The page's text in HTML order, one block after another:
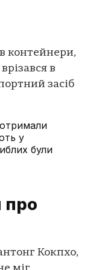
контейнери,
в
засіб
у
були
про
Кокпхо,